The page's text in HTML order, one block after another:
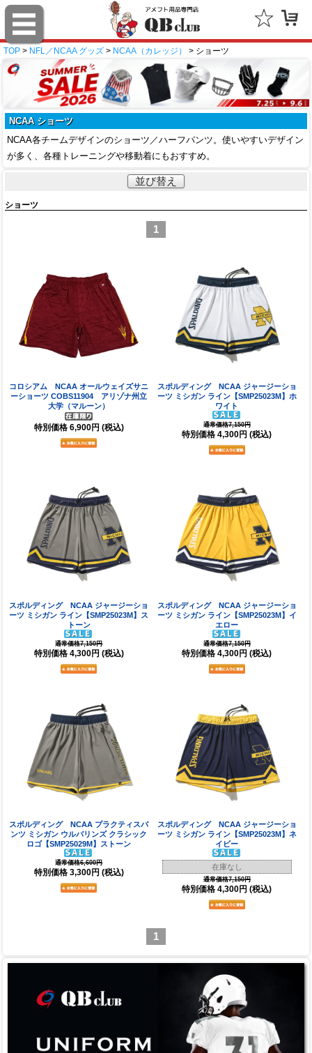
TOP > NFL／NCAA グッズ > NCAA（カレッジ） > ショーツ
NCAA ショーツ
NCAA各チームデザインのショーツ／ハーフパンツ。使いやすいデザイン
が多く、各種トレーニングや移動着にもおすすめ。
並び替え
ショーツ
1
コロシアム NCAA オールウェイズサニ
ーショーツ COBS11904 アリゾナ州立
大学（マルーン）
特別価格 6,900円 (税込)
スポルディング NCAA ジャージーショ
ーツ ミシガン ライン【SMP25023M】ホ
ワイト
通常価格7,150円
特別価格 4,300円 (税込)
スポルディング NCAA ジャージーショ
ーツ ミシガン ライン【SMP25023M】ス
トーン
通常価格7,150円
特別価格 4,300円 (税込)
スポルディング NCAA ジャージーショ
ーツ ミシガン ライン【SMP25023M】イ
エロー
通常価格7,150円
特別価格 4,300円 (税込)
スポルディング NCAA プラクティスパ
ンツ ミシガン ウルバリンズ クラシック
ロゴ【SMP25029M】ストーン
通常価格6,600円
特別価格 3,300円 (税込)
スポルディング NCAA ジャージーショ
ーツ ミシガン ライン【SMP25023M】ネ
イビー
在庫なし
通常価格7,150円
特別価格 4,300円 (税込)
1